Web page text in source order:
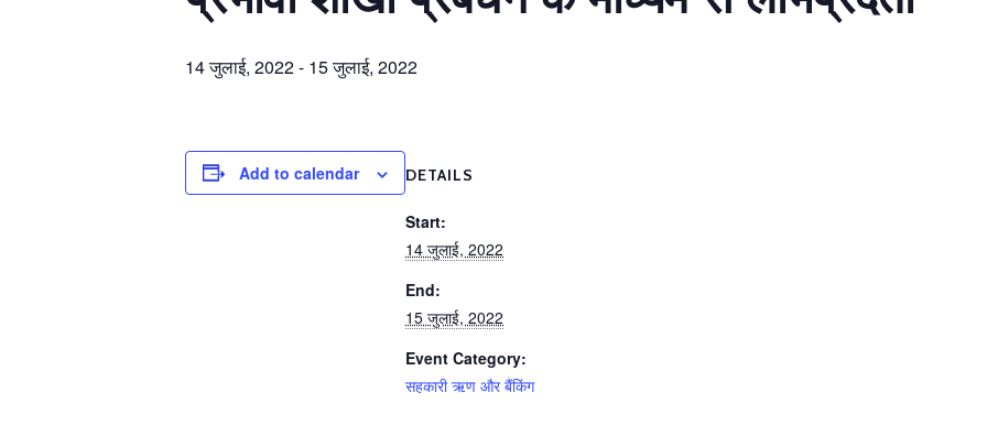
14 जुलाई, 2022- 15 जुलाई, 2022
Add to calendar DETAILS
Start:
14 जुलाई, 2022
End:
15 जुलाई, 2022
Event Category:
सहकारी ऋण और बैंकिंग